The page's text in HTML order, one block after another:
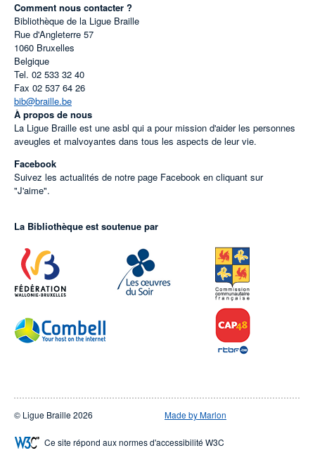
Comment nous contacter ?
Bibliothèque de la Ligue Braille
Rue d'Angleterre 57
1060 Bruxelles
Belgique
Tel. 02 533 32 40
Fax 02 537 64 26
bib@braille.be
À propos de nous
La Ligue Braille est une asbl qui a pour mission d'aider les personnes
aveugles et malvoyantes dans tous les aspects de leur vie.
Facebook
Suivez les actualités de notre page Facebook en cliquant sur
"J'aime".
La Bibliothèque est soutenue par
© Ligue Braille 2026 Made by Marlon
Ce site répond aux normes d'accessibilité W3C